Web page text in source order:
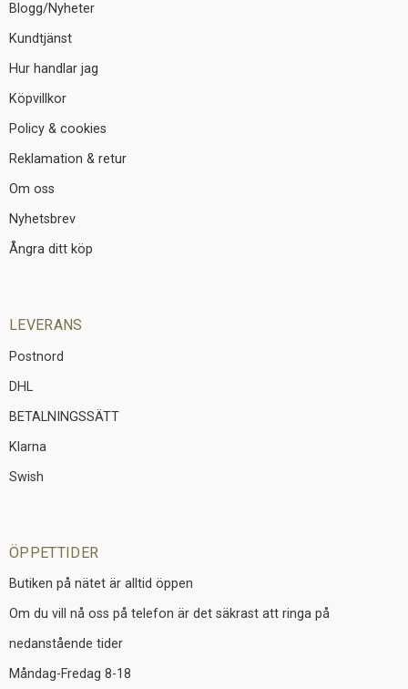
Blogg/Nyheter
Kundtjänst
Hur handlar jag
Köpvillkor
Policy & cookies
Reklamation & retur
Om oss
Nyhetsbrev
Ångra ditt köp
LEVERANS
Postnord
DHL
BETALNINGSSÄTT
Klarna
Swish
ÖPPETTIDER
Butiken på nätet är alltid öppen
Om du vill nå oss på telefon är det säkrast att ringa på
nedanstående tider
Måndag-Fredag 8-18